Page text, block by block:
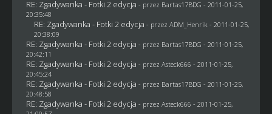
RE: Zgadywanka - Fotki 2 edycja - przez Bartas17BDG - 2011-01-25,
20:35:48
RE: Zgadywanka - Fotki 2 edycja - przez ADM_Henrik - 2011-01-25,
20:38:09
RE: Zgadywanka - Fotki 2 edycja - przez Bartas17BDG - 2011-01-25,
20:42:11
RE: Zgadywanka - Fotki 2 edycja - przez Asteck666 - 2011-01-25,
20:45:24
RE: Zgadywanka - Fotki 2 edycja - przez Bartas17BDG - 2011-01-25,
20:48:58
RE: Zgadywanka - Fotki 2 edycja - przez Asteck666 - 2011-01-25,